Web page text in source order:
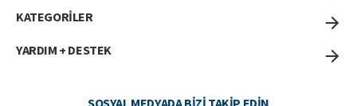
KATEGORİLER
YARDIM + DESTEK
SOSYAL MEDYADA BIZI TAKIP EDIN